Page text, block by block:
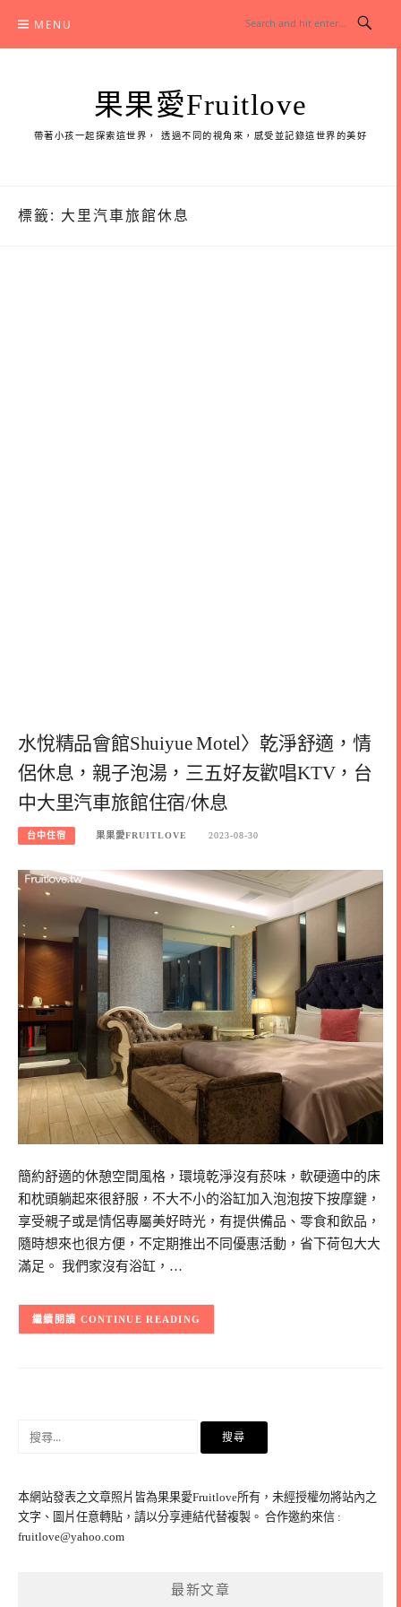
content
MENU
果果愛Fruitlove
帶著小孩一起探索這世界， 透過不同的視角來，感受並記錄這世界的美好
標籤: 大里汽車旅館休息
水悅精品會館Shuiyue Motel〉乾淨舒適，情
侶休息，親子泡湯，三五好友歡唱KTV，台
中大里汽車旅館住宿/休息
台中住宿 果果愛FRUITLOVE 2023-08-30
簡約舒適的休憩空間風格，環境乾淨沒有菸味，軟硬適中的床
和枕頭躺起來很舒服，不大不小的浴缸加入泡泡按下按摩鍵，
享受親子或是情侶專屬美好時光，有提供備品、零食和飲品，
隨時想來也很方便，不定期推出不同優惠活動，省下荷包大大
滿足。 我們家沒有浴缸，…
CONTINUE READING
字:
本網站發表之文章照片皆為果果愛Fruitlove所有，未經授權勿將站內之
文字、圖片任意轉貼，請以分享連結代替複製。 合作邀約來信 :
fruitlove@yahoo.com
最新文章